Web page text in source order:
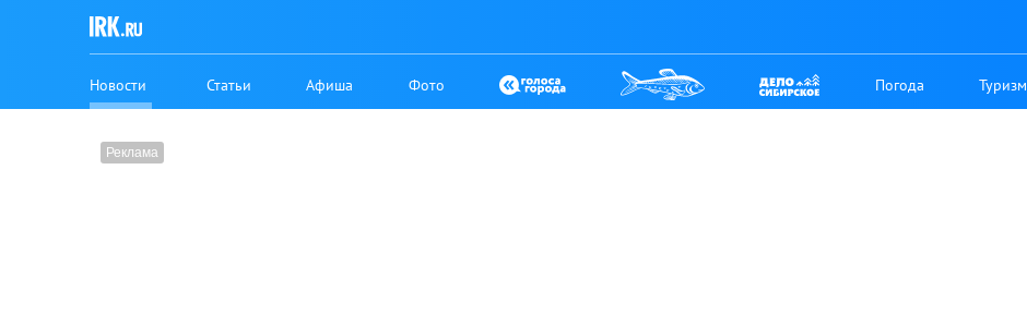
Новости Статьи Афиша Фото Погода Туризм